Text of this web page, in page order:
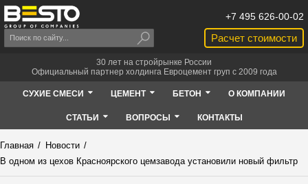
Расчет стоимости
+7 495 626-00-02
30 лет на стройрынке России
Официальный партнер холдинга Евроцемент груп с 2009 года
СУХИЕ СМЕСИ ЦЕМЕНТ БЕТОН О КОМПАНИИ
СТАТЬИ ВОПРОСЫ КОНТАКТЫ
Главная / Новости /
В одном из цехов Красноярского цемзавода установили новый фильтр